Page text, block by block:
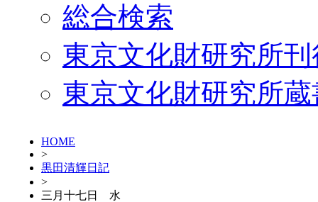
総合検索
東京文化財研究所
東京文化財研究所
HOME
>
黒田清輝日記
>
三月十七日 水